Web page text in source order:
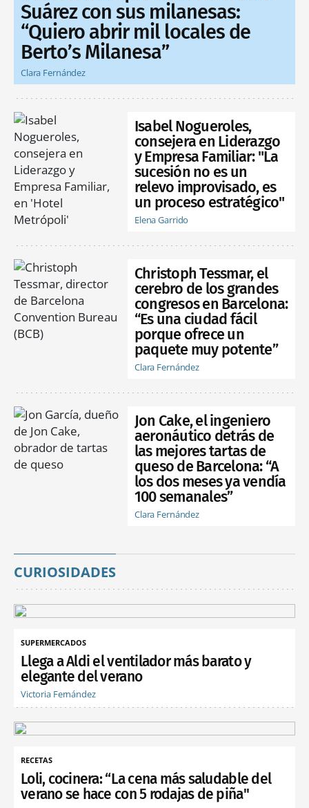
Suárez con sus milanesas:
“Quiero abrir mil locales de
Berto’s Milanesa”
Clara Fernández
Isabel Nogueroles,
consejera en Liderazgo
y Empresa Familiar: "La
sucesión no es un
relevo improvisado, es
un proceso estratégico"
Elena Garrido
Christoph Tessmar, el
cerebro de los grandes
congresos en Barcelona:
“Es una ciudad fácil
porque ofrece un
paquete muy potente”
Clara Fernández
Jon Cake, el ingeniero
aeronáutico detrás de
las mejores tartas de
queso de Barcelona: “A
los dos meses ya vendía
100 semanales”
Clara Fernández
CURIOSIDADES
SUPERMERCADOS
Llega a Aldi el ventilador más barato y
elegante del verano
Victoria Fernández
RECETAS
Loli, cocinera: “La cena más saludable del
verano se hace con 5 rodajas de piña"